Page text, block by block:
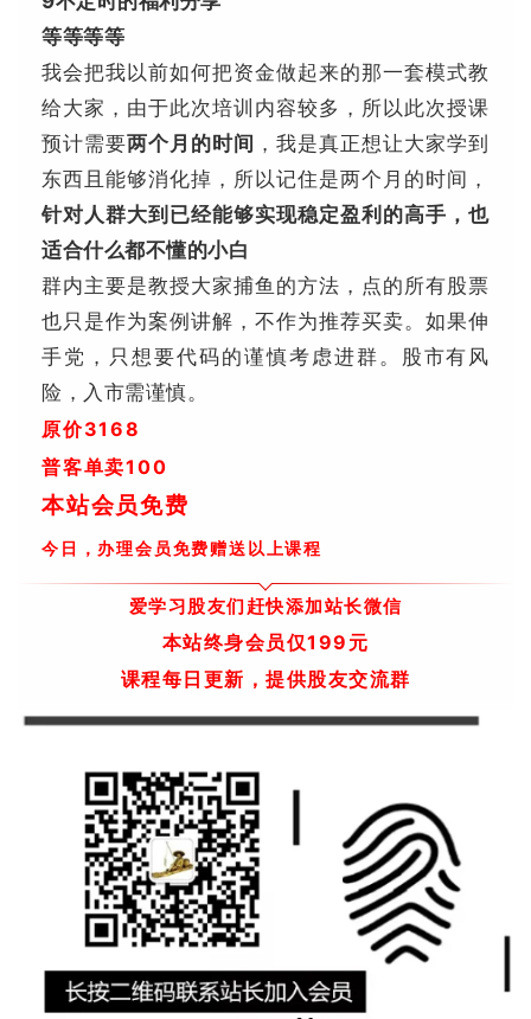
等等等等
我会把我以前如何把资金做起来的那一套模式教
给大家， 由于此次培训内容较多，所以此次授课
预计需要两个月的时间 ，我是真正想让大家学到
东西且能够消化掉，所以记住是两个月的时间，
针对人群大到已经能够实现稳定盈利的高手，也
适合什么都不懂的小白
群内主要是教授大家捕鱼的方法，点的所有股票
也只是作为案例讲解，不作为推荐买卖。如果伸
手党，只想要代码的谨慎考虑进群。股市有风
险，入市需谨慎。
原价3168
普客单卖100
本站会员免费
今日，办理会员免费赠送以上课程
爱学习股友们赶快添加站长微信
本站终身会员仅199元
课程每日更新，提供股友交流群